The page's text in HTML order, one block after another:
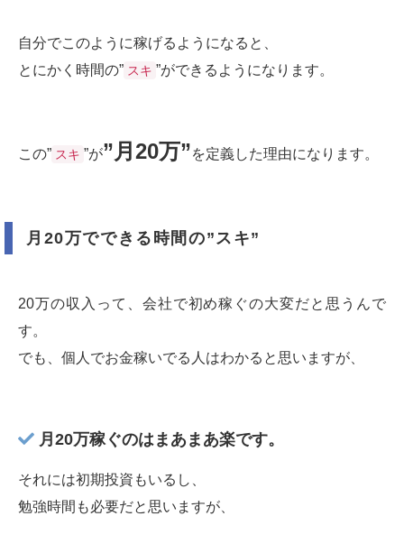
自分でこのように稼げるようになると、
とにかく時間の” スキ ”ができるようになります。
この” スキ ”が”月20万”を定義した理由になります。
月20万でできる時間の”スキ”
20万の収入って、会社で初め稼ぐの大変だと思うんで
す。
でも、個人でお金稼いでる人はわかると思いますが、
月20万稼ぐのはまあまあ楽です。
それには初期投資もいるし、
勉強時間も必要だと思いますが、